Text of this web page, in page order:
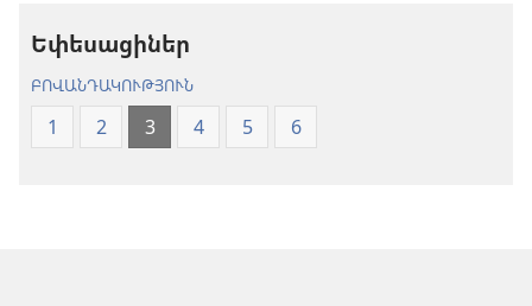
Եփեսացիներ
ԲՈՎԱՆԴԱԿՈՒԹՅՈՒՆ
1 2 3 4 5 6